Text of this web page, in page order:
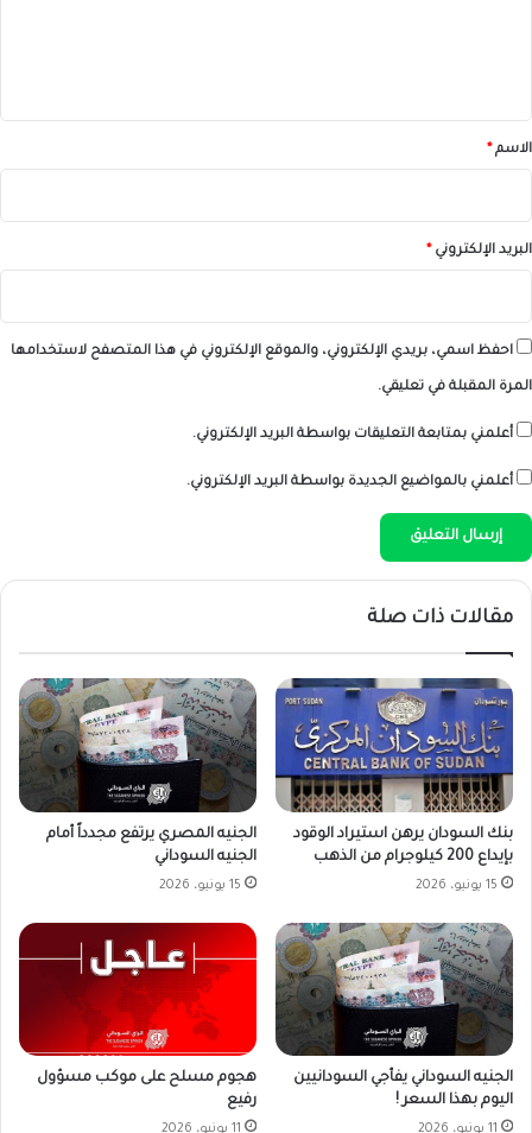
*الاسم *
البريد الإلكتروني *
احفظ اسمي، بريدي الإلكتروني، والموقع الإلكتروني في هذا المتصفح لاستخدامها
المرة المقبلة في تعليقي.
أعلمني بمتابعة التعليقات بواسطة البريد الإلكتروني.
أعلمني بالمواضيع الجديدة بواسطة البريد الإلكتروني.
مقالات ذات صلة
بنك السودان يرهن استيراد الوقود
بإيداع 200 كيلوجرام من الذهب
15 يونيو، 2026
الجنيه المصري يرتفع مجدداً أمام
الجنيه السوداني
15 يونيو، 2026
الجنيه السوداني يفأجي السودانيين
اليوم بهذا السعر !
11 يونيو، 2026
هجوم مسلح على موكب مسؤول
رفيع
11 يونيو، 2026